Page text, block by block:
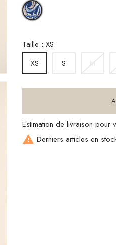
NAVY
ATHENA
Taille : XS
XS S
Estimation de livraison pour
 Derniers articles en